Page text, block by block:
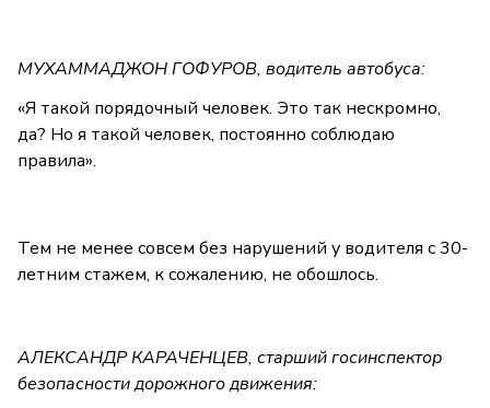
МУХАММАДЖОН ГОФУРОВ, водитель автобуса:
«Я такой порядочный человек. Это так нескромно,
да? Но я такой человек, постоянно соблюдаю
правила».
Тем не менее совсем без нарушений у водителя с 30-
летним стажем, к сожалению, не обошлось.
АЛЕКСАНДР КАРАЧЕНЦЕВ, старший госинспектор
безопасности дорожного движения: